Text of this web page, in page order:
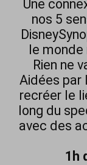
Une
nos 5
le monde
Rien ne
Aidées par
recréer le
long du
avec des
1h